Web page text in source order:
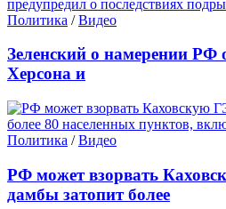
Политика /Видео
Зеленский о намерении РФ
Херсона и
Политика /Видео
РФ может взорвать
дамбы затопит более